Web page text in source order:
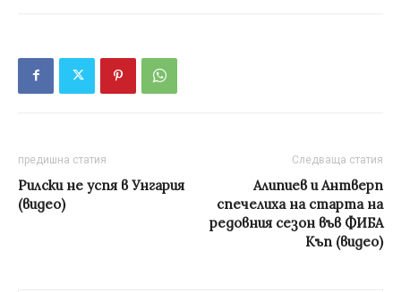
предишна статия
Рилски не успя в Унгария
(видео)
Следваща статия
Алипиев и Антверп
спечелиха на старта на
редовния сезон във ФИБА
Къп (видео)